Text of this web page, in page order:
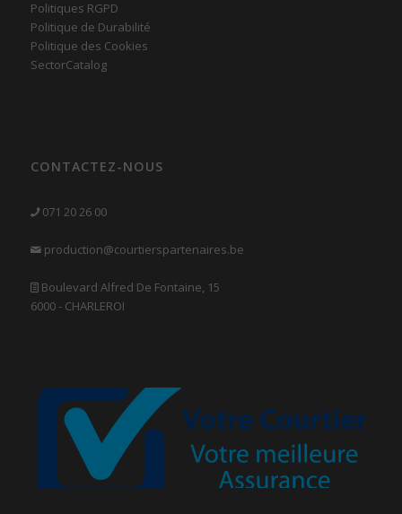
Politiques RGPD
Politique de Durabilité
Politique des Cookies
SectorCatalog
CONTACTEZ-NOUS
071 20 26 00
production@courtierspartenaires.be
Boulevard Alfred De Fontaine, 15
6000 - CHARLEROI